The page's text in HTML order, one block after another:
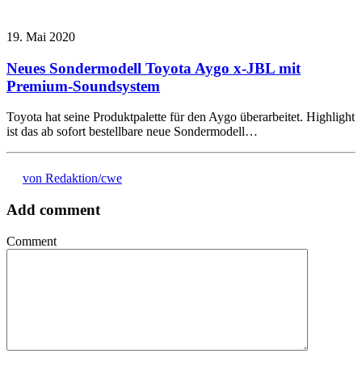
19. Mai 2020
Neues Sondermodell Toyota Aygo x-JBL mit
Premium-Soundsystem
Toyota hat seine Produktpalette für den Aygo überarbeitet. Highlight
ist das ab sofort bestellbare neue Sondermodell…
von Redaktion/cwe
Add comment
Comment